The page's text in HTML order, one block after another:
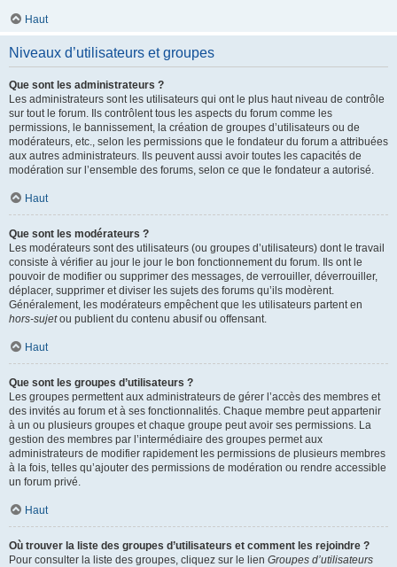
Haut
Niveaux d’utilisateurs et groupes
Que sont les administrateurs ?
Les administrateurs sont les utilisateurs qui ont le plus haut niveau de contrôle
sur tout le forum. Ils contrôlent tous les aspects du forum comme les
permissions, le bannissement, la création de groupes d’utilisateurs ou de
modérateurs, etc., selon les permissions que le fondateur du forum a attribuées
aux autres administrateurs. Ils peuvent aussi avoir toutes les capacités de
modération sur l’ensemble des forums, selon ce que le fondateur a autorisé.
Haut
Que sont les modérateurs ?
Les modérateurs sont des utilisateurs (ou groupes d’utilisateurs) dont le travail
consiste à vérifier au jour le jour le bon fonctionnement du forum. Ils ont le
pouvoir de modifier ou supprimer des messages, de verrouiller, déverrouiller,
déplacer, supprimer et diviser les sujets des forums qu’ils modèrent.
Généralement, les modérateurs empêchent que les utilisateurs partent en
hors-sujetou publient du contenu abusif ou offensant.
Haut
Que sont les groupes d’utilisateurs ?
Les groupes permettent aux administrateurs de gérer l’accès des membres et
des invités au forum et à ses fonctionnalités. Chaque membre peut appartenir
à un ou plusieurs groupes et chaque groupe peut avoir ses permissions. La
gestion des membres par l’intermédiaire des groupes permet aux
administrateurs de modifier rapidement les permissions de plusieurs membres
à la fois, telles qu’ajouter des permissions de modération ou rendre accessible
un forum privé.
Haut
Où trouver la liste des groupes d’utilisateurs et comment les rejoindre ?
Pour consulter la liste des groupes, cliquez sur le lien Groupes d’utilisateurs